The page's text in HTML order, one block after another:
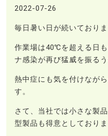
2022-07-26
毎日暑い日が続いておりま
作業場は40℃を超える日
ナ感染が再び猛威を振るう
熱中症にも気を付けなが
す。
さて、当社では小さな製
型製品も得意としておりま